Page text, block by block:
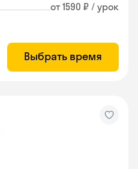
от 1590 ₽ / урок
Выбрать время